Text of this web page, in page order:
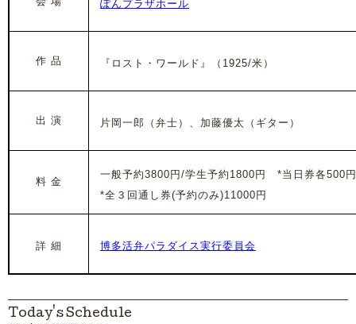
ぽんプラザホール
作 品 『ロスト・ワールド』（1925/米）
出 演 片岡一郎（弁士）、加藤優太（ギター）
料 金
一般予約3800円/学生予約1800円 *当日券各500
*全３回通し券(予約のみ)11000円
詳 細 博多活弁パラダイス実行委員会
Today's Schedule